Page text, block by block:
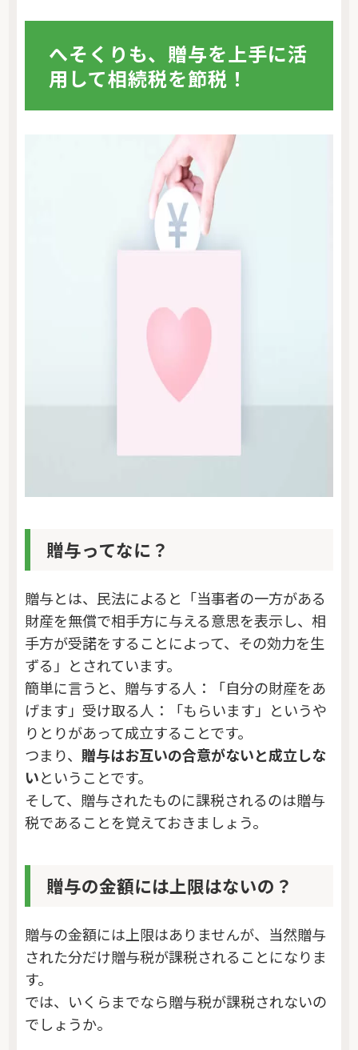
へそくりも、贈与を上手に活
用して相続税を節税！
贈与ってなに？
贈与とは、民法によると「当事者の一方がある
財産を無償で相手方に与える意思を表示し、相
手方が受諾をすることによって、その効力を生
ずる」とされています。
簡単に言うと、贈与する人：「自分の財産をあ
げます」受け取る人：「もらいます」というや
りとりがあって成立することです。
つまり、 贈与はお互いの合意がないと成立しな
いということです。
そして、贈与されたものに課税されるのは贈与
税であることを覚えておきましょう。
贈与の金額には上限はないの？
贈与の金額には上限はありませんが、当然贈与
された分だけ贈与税が課税されることになりま
す。
では、いくらまでなら贈与税が課税されないの
でしょうか。